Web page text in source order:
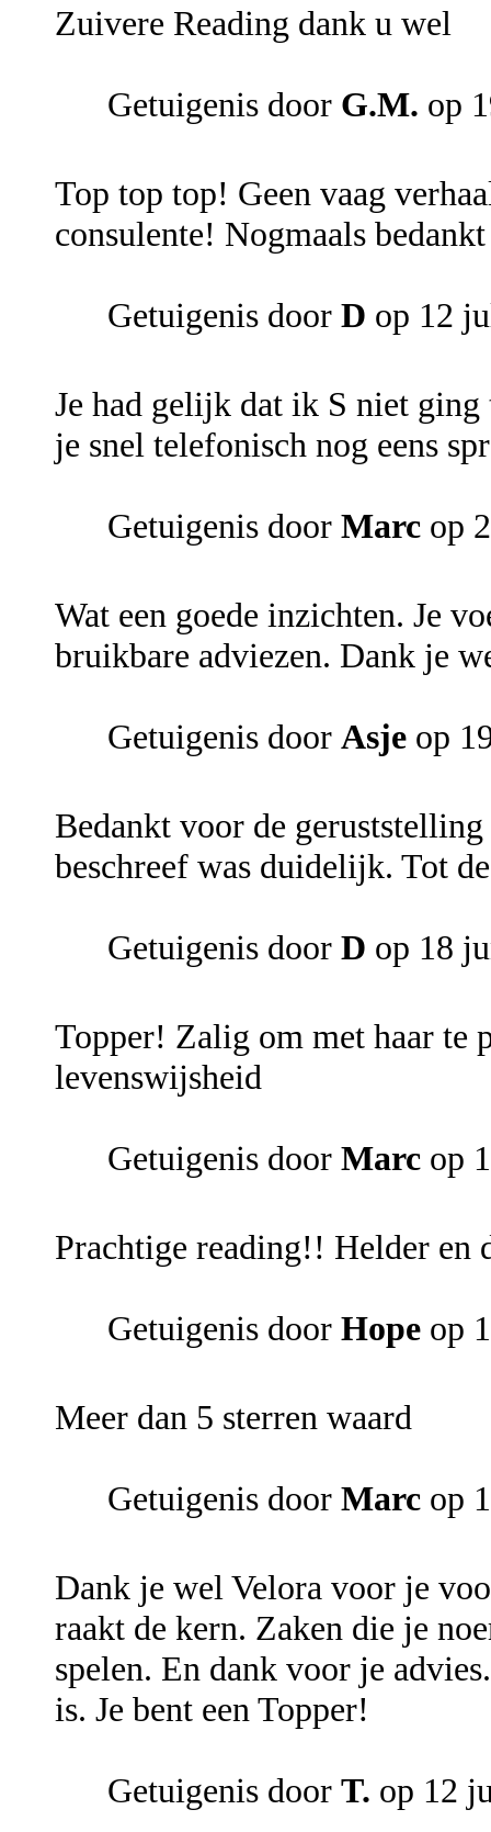
Zuivere Reading dank u wel
Getuigenis door G.M. op
Top top top! Geen vaag
consulente! Nogmaals
Getuigenis door D op 12
Je had gelijk dat ik S niet
je snel telefonisch nog eens
Getuigenis door Marc op
Wat een goede inzichten. Je
bruikbare adviezen. Dank je
Getuigenis door Asje op
Bedankt voor de
beschreef was duidelijk. Tot
Getuigenis door D op 18
Topper! Zalig om met haar te
levenswijsheid
Getuigenis door Marc op
Prachtige reading!! Helder en
Getuigenis door Hope op
Meer dan 5 sterren waard
Getuigenis door Marc op
Dank je wel Velora voor je
raakt de kern. Zaken die je
spelen. En dank voor je
is. Je bent een Topper!
Getuigenis door T. op 12